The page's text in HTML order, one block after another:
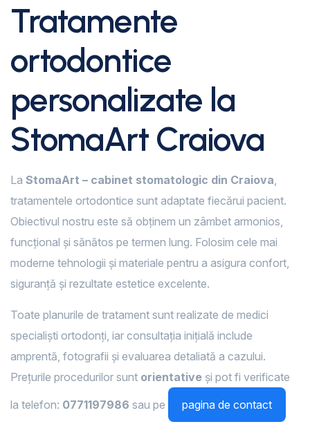
Tratamente
ortodontice
personalizate la
StomaArt Craiova
La StomaArt – cabinet stomatologic din Craiova,
tratamentele ortodontice sunt adaptate fiecărui pacient.
Obiectivul nostru este să obținem un zâmbet armonios,
funcțional și sănătos pe termen lung. Folosim cele mai
moderne tehnologii și materiale pentru a asigura confort,
siguranță și rezultate estetice excelente.
Toate planurile de tratament sunt realizate de medici
specialiști ortodonți, iar consultația inițială include
amprentă, fotografii și evaluarea detaliată a cazului.
Prețurile procedurilor sunt orientative și pot fi verificate
la telefon: 0771197986 sau pe
pagina de contact